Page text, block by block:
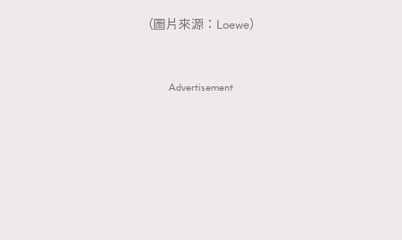
（圖片來源：Loewe）
Advertisement